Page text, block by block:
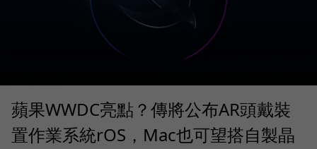
蘋果WWDC亮點？傳將公布AR頭戴裝
置作業系統rOS，Mac也可望搭自製晶